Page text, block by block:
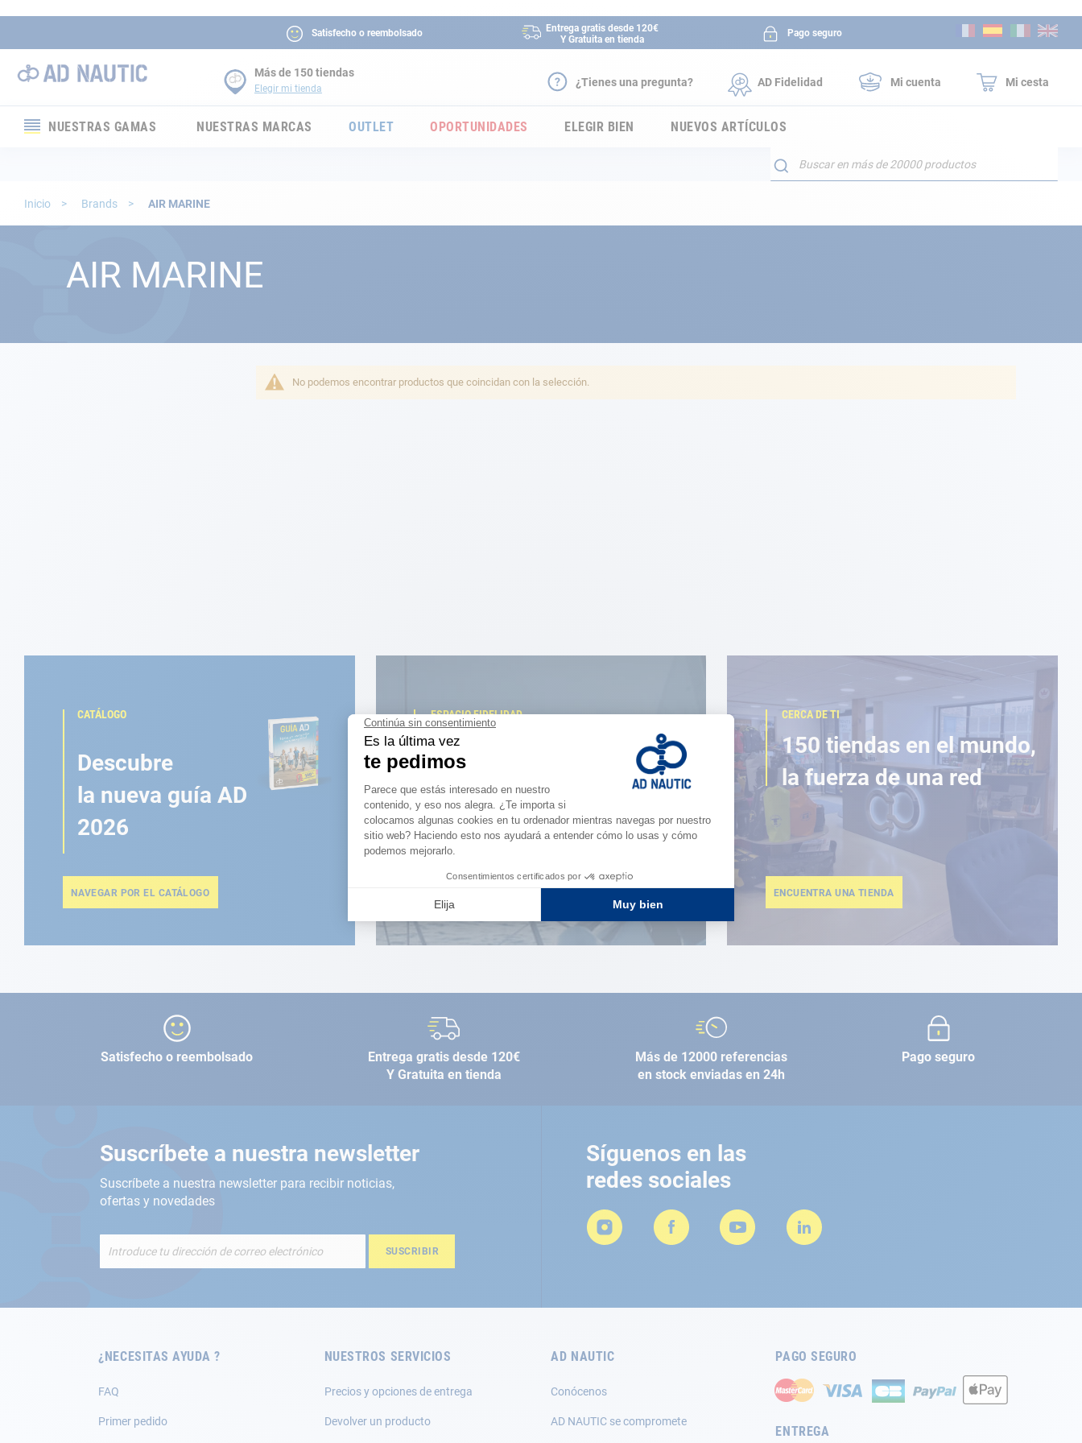
Satisfecho o reembolsado
Entrega gratis desde 120€
Y Gratuita en tienda
Pago seguro
Más de 150 tiendas
Elegir mi tienda ¿Tienes una pregunta? AD Fidelidad Mi cuenta Mi cesta
NUESTRAS GAMAS
Electricidad
Seguridad
NUESTRAS MARCAS OUTLET OPORTUNIDADES ELEGIR BIEN NUEVOS ARTÍCULOS
Buscar
Inicio Brands AIR MARINE
AIR MARINE
No podemos encontrar productos que coincidan con la selección.
CATÁLOGO
Descubre
la nueva guía AD
2026
NAVEGAR POR EL CATÁLOGO
ESPACIO FIDELIDAD
¿Eres apasionado?
Benefíciate de ventajas
exclusivas
CERCA DE TI
150 tiendas en el mundo,
la fuerza de una red
ENCUENTRA UNA TIENDA
Satisfecho o reembolsado
Entrega gratis desde 120€
Y Gratuita en tienda
Más de 12000 referencias
en stock enviadas en 24h
Pago seguro
Suscríbete a nuestra newsletter
Suscríbete a nuestra newsletter para recibir noticias,
ofertas y novedades
de
SUSCRIBIR
Síguenos en las
redes sociales
¿NECESITAS AYUDA ?
FAQ
Primer pedido
NUESTROS SERVICIOS
Precios y opciones de entrega
Devolver un producto
AD NAUTIC
Conócenos
AD NAUTIC se compromete
PAGO SEGURO
ENTREGA